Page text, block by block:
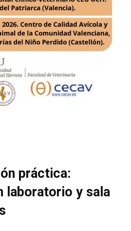
práctica:
laboratorio y sala